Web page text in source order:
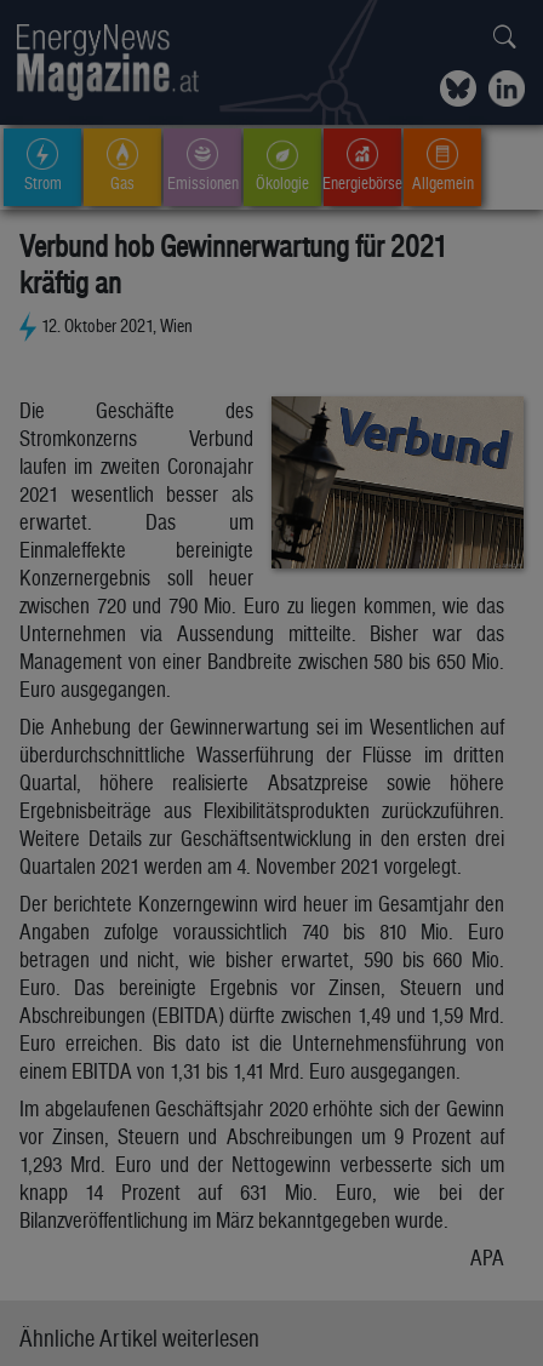
Strom Gas Emissionen Ökologie Energiebörse Allgemein
Verbund hob Gewinnerwartung für 2021
kräftig an
12. Oktober 2021, Wien
Die Geschäfte des
Stromkonzerns Verbund
laufen im zweiten Coronajahr
2021 wesentlich besser als
erwartet. Das um
Einmaleffekte bereinigte
Konzernergebnis soll heuer
zwischen 720 und 790 Mio. Euro zu liegen kommen, wie das
Unternehmen via Aussendung mitteilte. Bisher war das
Management von einer Bandbreite zwischen 580 bis 650 Mio.
Euro ausgegangen.
Die Anhebung der Gewinnerwartung sei im Wesentlichen auf
überdurchschnittliche Wasserführung der Flüsse im dritten
Quartal, höhere realisierte Absatzpreise sowie höhere
Ergebnisbeiträge aus Flexibilitätsprodukten zurückzuführen.
Weitere Details zur Geschäftsentwicklung in den ersten drei
Quartalen 2021 werden am 4. November 2021 vorgelegt.
Der berichtete Konzerngewinn wird heuer im Gesamtjahr den
Angaben zufolge voraussichtlich 740 bis 810 Mio. Euro
betragen und nicht, wie bisher erwartet, 590 bis 660 Mio.
Euro. Das bereinigte Ergebnis vor Zinsen, Steuern und
Abschreibungen (EBITDA) dürfte zwischen 1,49 und 1,59 Mrd.
Euro erreichen. Bis dato ist die Unternehmensführung von
einem EBITDA von 1,31 bis 1,41 Mrd. Euro ausgegangen.
Im abgelaufenen Geschäftsjahr 2020 erhöhte sich der Gewinn
vor Zinsen, Steuern und Abschreibungen um 9 Prozent auf
1,293 Mrd. Euro und der Nettogewinn verbesserte sich um
knapp 14 Prozent auf 631 Mio. Euro, wie bei der
Bilanzveröffentlichung im März bekanntgegeben wurde.
APA
Ähnliche Artikel weiterlesen